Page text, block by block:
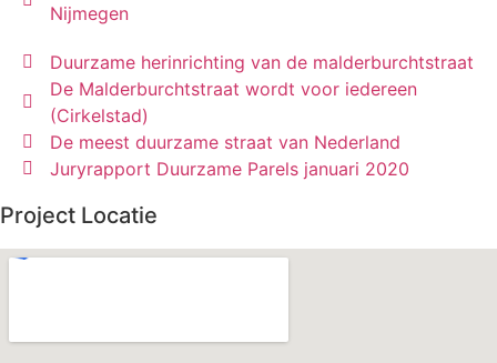
Nijmegen
Duurzame herinrichting van de malderburchtstraat
De Malderburchtstraat wordt voor iedereen
(Cirkelstad)
De meest duurzame straat van Nederland
Juryrapport Duurzame Parels januari 2020
Project Locatie